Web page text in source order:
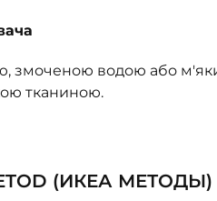
змоченою водою або
тканиною.
(ИКЕА МЕТОДЫ)